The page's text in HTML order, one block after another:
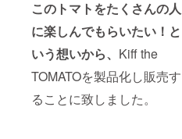
このトマトをたくさんの人
に楽しんでもらいたい！と
いう想いから、 Kiff the
TOMATOを製品化し販売す
ることに致しました。